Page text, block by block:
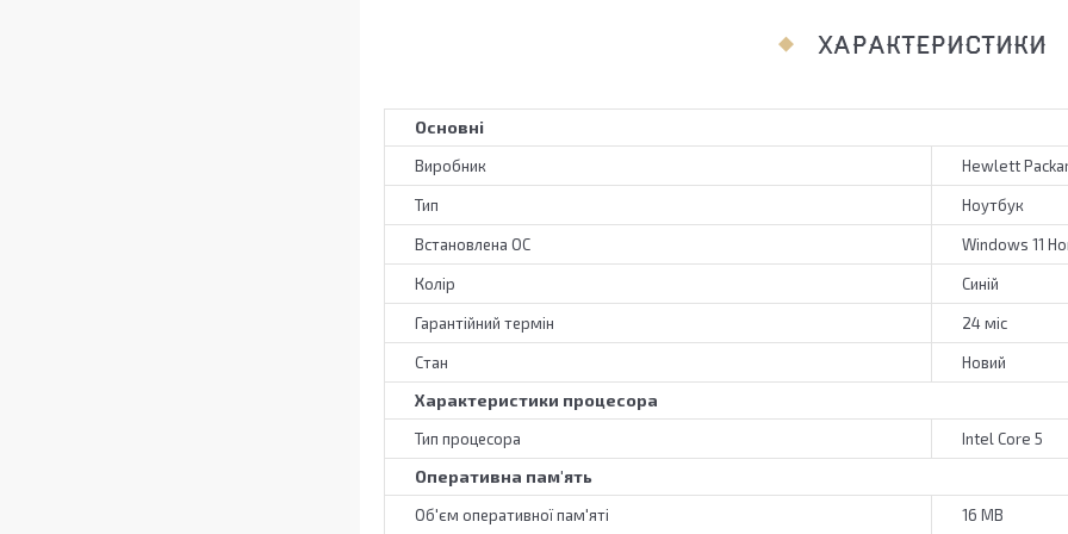
ХАРАКТЕРИСТИКИ
Основні
Виробник Hewlett
Тип Ноутбук
Встановлена ОС Windows 11
Колір Синій
Гарантійний термін 24 міс
Стан Новий
Характеристики процесора
Тип процесора Intel Core 5
Оперативна пам'ять
Об'єм оперативної пам'яті 16 MB